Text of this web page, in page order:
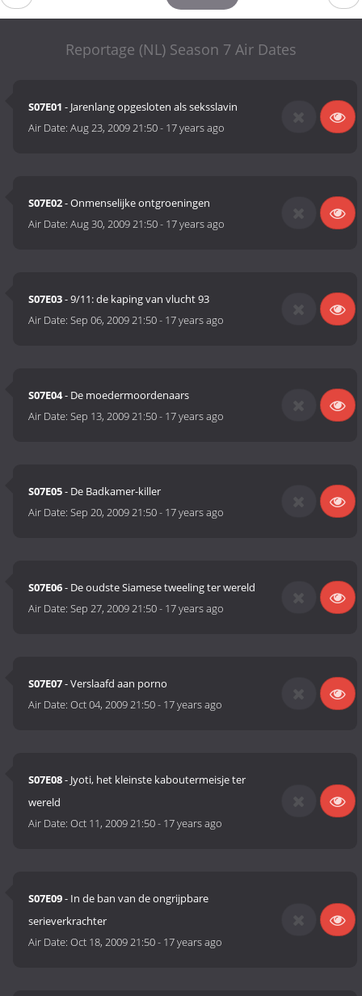
Reportage (NL) Season 7 Air Dates
S07E01 - Jarenlang opgesloten als seksslavin
Air Date:Aug 23, 2009 21:50- 17 years ago
S07E02- Onmenselijke ontgroeningen
Air Date:Aug 30, 2009 21:50- 17 years ago
S07E03- 9/11: de kaping van vlucht 93
Air Date:Sep 06, 2009 21:50- 17 years ago
S07E04- De moedermoordenaars
Air Date:Sep 13, 2009 21:50- 17 years ago
S07E05- De Badkamer-killer
Air Date:Sep 20, 2009 21:50- 17 years ago
S07E06- De oudste Siamese tweeling ter wereld
Air Date:Sep 27, 2009 21:50- 17 years ago
S07E07- Verslaafd aan porno
Air Date:Oct 04, 2009 21:50- 17 years ago
S07E08- Jyoti, het kleinste kaboutermeisje ter
wereld
Air Date:Oct 11, 2009 21:50- 17 years ago
S07E09- In de ban van de ongrijpbare
serieverkrachter
Air Date:Oct 18, 2009 21:50- 17 years ago